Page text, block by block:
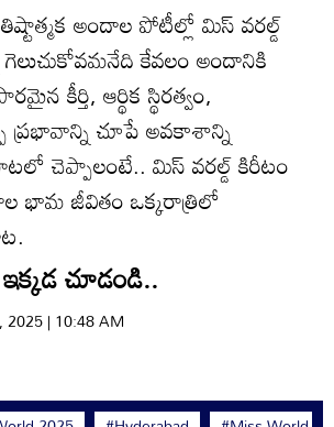
అందాల పోటీల్లో మిస్ వరల్డ్
కేవలం అందానికి
కీర్తి, ఆర్థిక స్థిరత్వం,
ప్రభావాన్ని చూపే అవకాశాన్ని
చెప్పాలంటే.. మిస్ వరల్డ్ కిరీటం
భామ జీవితం ఒక్కరాత్రిలో
చూడండి..
2025 | 10:48 AM